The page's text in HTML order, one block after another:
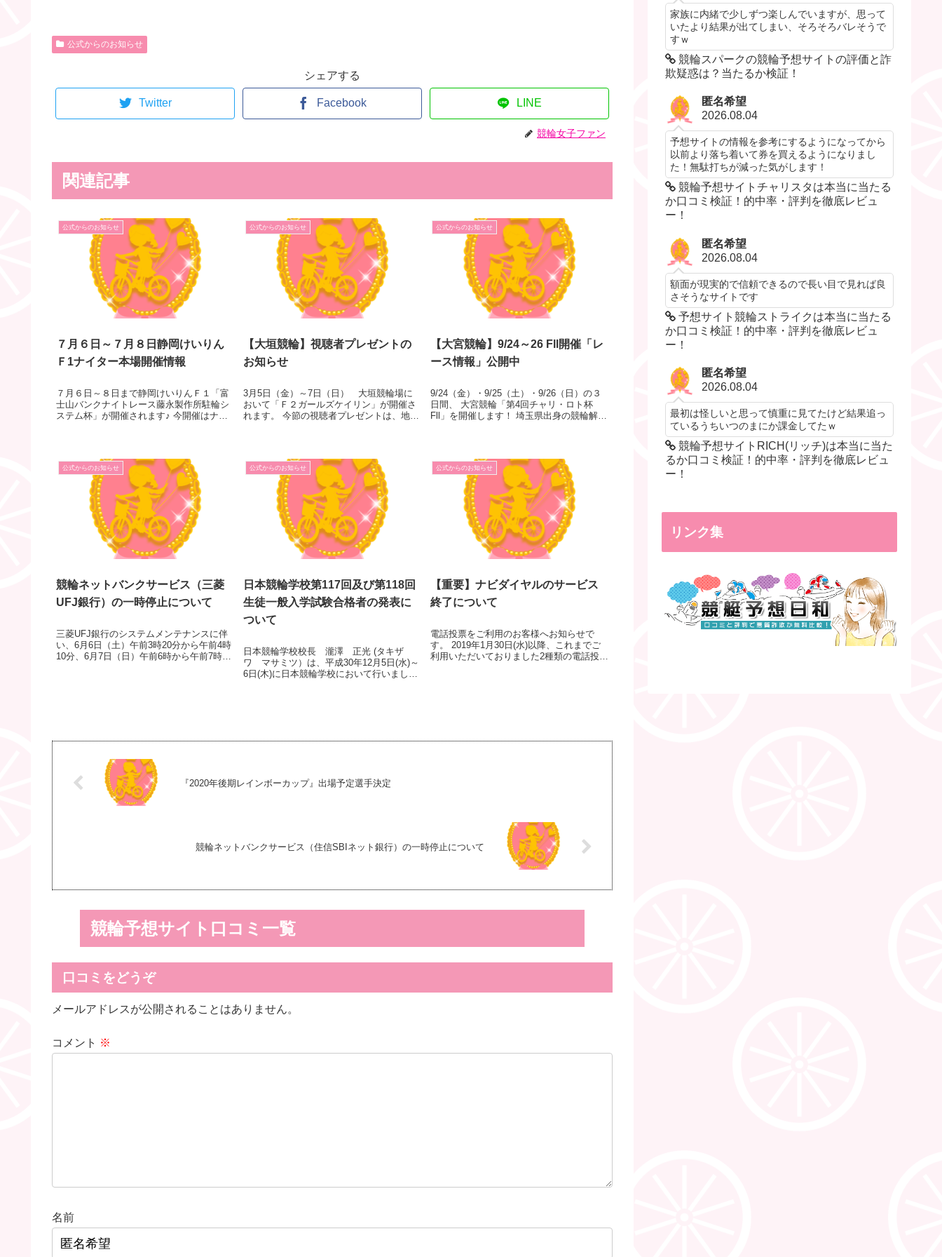
公式からのお知らせ
シェアする
Twitter Facebook LINE
競輪女子ファン
関連記事
公式からのお知らせ
７月６日～７月８日静岡けいりん
Ｆ1ナイター本場開催情報
７月６日～８日まで静岡けいりんＦ１「富
士山バンクナイトレース藤永製作所駐輪シ
ステム杯」が開催されます♪ 今開催はナイ
公式からのお知らせ
【大垣競輪】視聴者プレゼントの
お知らせ
3月5日（金）～7日（日） 大垣競輪場に
おいて「Ｆ２ガールズケイリン」が開催さ
れます。 今節の視聴者プレゼントは、地元
公式からのお知らせ
【大宮競輪】9/24～26 Fll開催「レ
ース情報」公開中
9/24（金）・9/25（土）・9/26（日）の３
日間、 大宮競輪「第4回チャリ・ロト杯
Fll」を開催します！ 埼玉県出身の競輪解説
公式からのお知らせ
競輪ネットバンクサービス（三菱
UFJ銀行）の一時停止について
三菱UFJ銀行のシステムメンテナンスに伴
い、6月6日（土）午前3時20分から午前4時
10分、6月7日（日）午前6時から午前7時ま
公式からのお知らせ
日本競輪学校第117回及び第118回
生徒一般入学試験合格者の発表に
ついて
日本競輪学校校長 瀧澤 正光 (タキザ
ワ マサミツ）は、平成30年12月5日(水)～
6日(木)に日本競輪学校において行いました
公式からのお知らせ
【重要】ナビダイヤルのサービス
終了について
電話投票をご利用のお客様へお知らせで
す。 2019年1月30日(水)以降、これまでご
利用いただいておりました2種類の電話投票
『2020年後期レインボーカップ』出場予定選手決定
競輪ネットバンクサービス（住信SBIネット銀行）の一時停止について
競輪予想サイト口コミ一覧
口コミをどうぞ
メールアドレスが公開されることはありません。
コメント ※
名前
家族に内緒で少しずつ楽しんでいますが、思って
いたより結果が出てしまい、そろそろバレそうで
すｗ
競輪スパークの競輪予想サイトの評価と詐
欺疑惑は？当たるか検証！
匿名希望
2026.08.04
予想サイトの情報を参考にするようになってから
以前より落ち着いて券を買えるようになりまし
た！無駄打ちが減った気がします！
競輪予想サイトチャリスタは本当に当たる
か口コミ検証！的中率・評判を徹底レビュ
ー！
匿名希望
2026.08.04
額面が現実的で信頼できるので長い目で見れば良
さそうなサイトです
予想サイト競輪ストライクは本当に当たる
か口コミ検証！的中率・評判を徹底レビュ
ー！
匿名希望
2026.08.04
最初は怪しいと思って慎重に見てたけど結果追っ
ているうちいつのまにか課金してたｗ
競輪予想サイトRICH(リッチ)は本当に当た
るか口コミ検証！的中率・評判を徹底レビュ
ー！
リンク集